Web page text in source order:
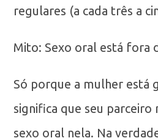
regulares (a cada três a
Mito: Sexo oral está fora
Só porque a mulher está
significa que seu parceiro
sexo oral nela. Na